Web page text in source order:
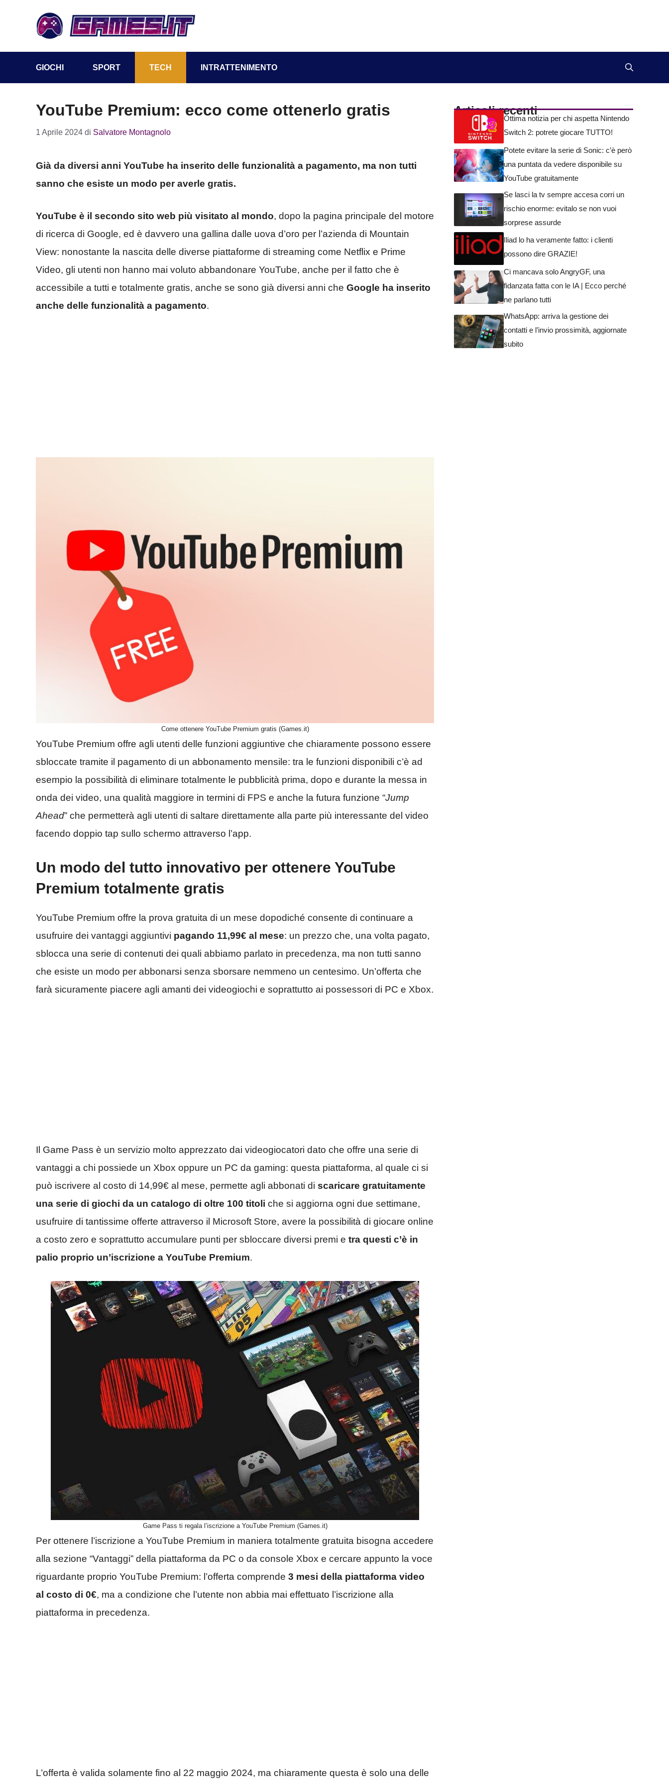
GIOCHI SPORT TECH INTRATTENIMENTO
YouTube Premium: ecco come ottenerlo gratis
1 Aprile 2024 di Salvatore Montagnolo
Già da diversi anni YouTube ha inserito delle funzionalità a pagamento, ma non tutti
sanno che esiste un modo per averle gratis.
YouTube è il secondo sito web più visitato al mondo, dopo la pagina principale del motore
di ricerca di Google, ed è davvero una gallina dalle uova d’oro per l’azienda di Mountain
View: nonostante la nascita delle diverse piattaforme di streaming come Netflix e Prime
Video, gli utenti non hanno mai voluto abbandonare YouTube, anche per il fatto che è
accessibile a tutti e totalmente gratis, anche se sono già diversi anni che Google ha inserito
anche delle funzionalità a pagamento.
Come ottenere YouTube Premium gratis (Games.it)
YouTube Premium offre agli utenti delle funzioni aggiuntive che chiaramente possono essere
sbloccate tramite il pagamento di un abbonamento mensile: tra le funzioni disponibili c’è ad
esempio la possibilità di eliminare totalmente le pubblicità prima, dopo e durante la messa in
onda dei video, una qualità maggiore in termini di FPS e anche la futura funzione “Jump
Ahead” che permetterà agli utenti di saltare direttamente alla parte più interessante del video
facendo doppio tap sullo schermo attraverso l’app.
Un modo del tutto innovativo per ottenere YouTube
Premium totalmente gratis
YouTube Premium offre la prova gratuita di un mese dopodiché consente di continuare a
usufruire dei vantaggi aggiuntivi pagando 11,99€ al mese: un prezzo che, una volta pagato,
sblocca una serie di contenuti dei quali abbiamo parlato in precedenza, ma non tutti sanno
che esiste un modo per abbonarsi senza sborsare nemmeno un centesimo. Un’offerta che
farà sicuramente piacere agli amanti dei videogiochi e soprattutto ai possessori di PC e Xbox.
Il Game Pass è un servizio molto apprezzato dai videogiocatori dato che offre una serie di
vantaggi a chi possiede un Xbox oppure un PC da gaming: questa piattaforma, al quale ci si
può iscrivere al costo di 14,99€ al mese, permette agli abbonati di scaricare gratuitamente
una serie di giochi da un catalogo di oltre 100 titoli che si aggiorna ogni due settimane,
usufruire di tantissime offerte attraverso il Microsoft Store, avere la possibilità di giocare online
a costo zero e soprattutto accumulare punti per sbloccare diversi premi e tra questi c’è in
palio proprio un’iscrizione a YouTube Premium.
Game Pass ti regala l’iscrizione a YouTube Premium (Games.it)
Per ottenere l’iscrizione a YouTube Premium in maniera totalmente gratuita bisogna accedere
alla sezione “Vantaggi” della piattaforma da PC o da console Xbox e cercare appunto la voce
riguardante proprio YouTube Premium: l’offerta comprende 3 mesi della piattaforma video
al costo di 0€, ma a condizione che l’utente non abbia mai effettuato l’iscrizione alla
piattaforma in precedenza.
L’offerta è valida solamente fino al 22 maggio 2024, ma chiaramente questa è solo una delle
Articoli recenti
Ottima notizia per chi aspetta Nintendo
Switch 2: potrete giocare TUTTO!
Potete evitare la serie di Sonic: c’è però
una puntata da vedere disponibile su
YouTube gratuitamente
Se lasci la tv sempre accesa corri un
rischio enorme: evitalo se non vuoi
sorprese assurde
Iliad lo ha veramente fatto: i clienti
possono dire GRAZIE!
Ci mancava solo AngryGF, una
fidanzata fatta con le IA | Ecco perché
ne parlano tutti
WhatsApp: arriva la gestione dei
contatti e l’invio prossimità, aggiornate
subito